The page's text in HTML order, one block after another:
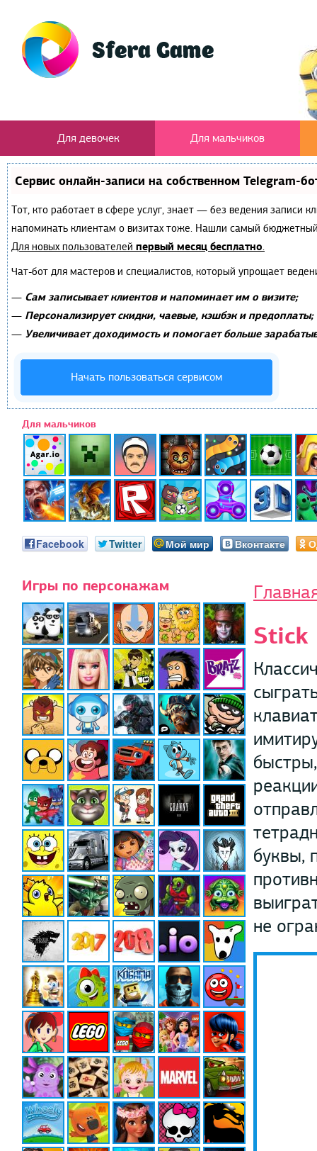
Для девочек Для мальчиков
Сервис онлайн-записи на собственном Telegram-
Тот, кто работает в сфере услуг, знает — без ведения записи
напоминать клиентам о визитах тоже. Нашли самый
Для новых пользователей первый месяц бесплатно.
Чат-бот для мастеров и специалистов, который упрощает
— Сам записывает клиентов и напоминает им о визите;
— Персонализирует скидки, чаевые, кэшбэк и предоплаты;
— Увеличивает доходимость и помогает больше
Начать пользоваться сервисом
Для мальчиков
Facebook Twitter Мой мир Вконтакте
Игры по персонажам
Stick
буквы,
не